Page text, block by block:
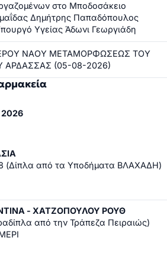
στο Μποδοσάκειο
Δημήτρης Παπαδόπουλος
Υγείας Άδωνι Γεωργιάδη
ΝΑΟΥ ΜΕΤΑΜΟΡΦΩΣΕΩΣ ΤΟΥ
ΑΡΔΑΣΣΑΣ (05-08-2026)
2026
(Δίπλα από τα Υποδήματα ΒΛΑΧΑΔΗ)
- ΧΑΤΖΟΠΟΥΛΟΥ ΡΟΥΘ
από την Τράπεζα Πειραιώς)